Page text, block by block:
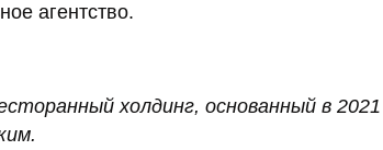
агентство.
холдинг, основанный в